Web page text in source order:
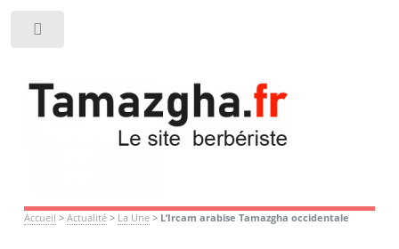
Accueil > Actualité> La Une> L’Ircam arabise Tamazgha occidentale